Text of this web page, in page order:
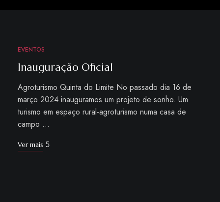
MAR
EVENTOS
Inauguração Oficial
Agroturismo Quinta do Limite No passado dia 16 de
março 2024 inauguramos um projeto de sonho. Um
turismo em espaço rural-agroturismo numa casa de
campo …
Ver mais